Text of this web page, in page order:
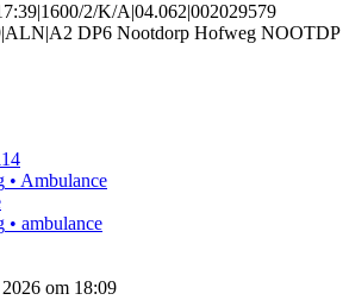
2/K/A|04.062|002029579
DP6 Nootdorp Hofweg NOOTDP
• Ambulance
• ambulance
om 18:09